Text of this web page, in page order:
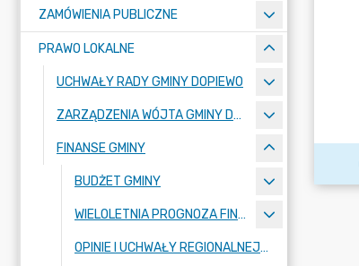
ZAMÓWIENIA PUBLICZNE
PRAWO LOKALNE
UCHWAŁY RADY GMINY DOPIEWO
ZARZĄDZENIA WÓJTA GMINY DOPIEWO
FINANSE GMINY
BUDŻET GMINY
WIELOLETNIA PROGNOZA FINANSOWA
OPINIE I UCHWAŁY REGIONALNEJ IZBY OBRACHUNKOWEJ